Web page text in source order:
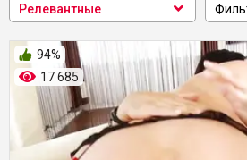
Релевантные
17 685
94%